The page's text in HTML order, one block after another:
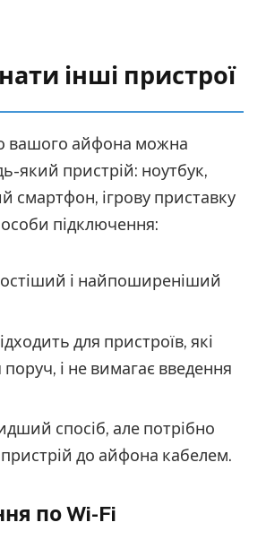
інші пристрої
вашого айфона можна
який пристрій: ноутбук,
смартфон, ігрову приставку
підключення:
і найпоширеніший
для пристроїв, які
і не вимагає введення
спосіб, але потрібно
до айфона кабелем.
по Wi-Fi